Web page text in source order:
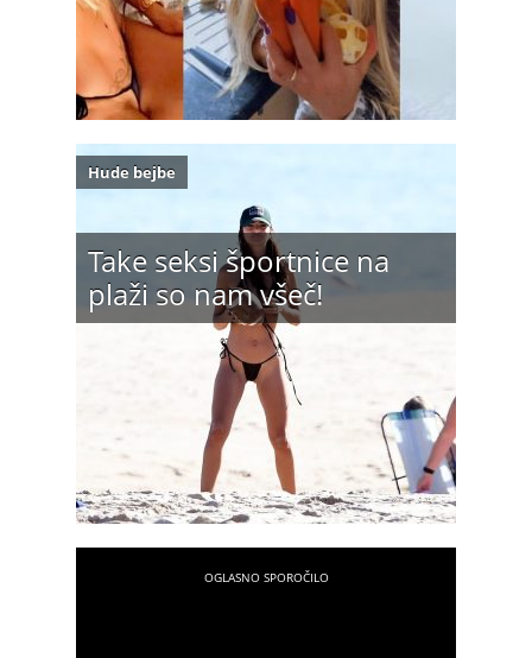
Take seksi športnice na
plaži so nam všeč!
Hude bejbe